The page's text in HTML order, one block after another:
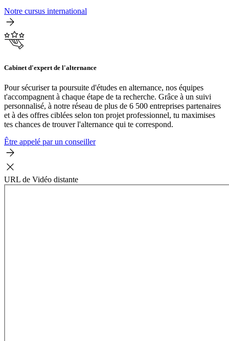
Notre cursus international
Cabinet d'expert de l'alternance
Pour sécuriser ta poursuite d'études en alternance, nos équipes
t'accompagnent à chaque étape de ta recherche. Grâce à un suivi
personnalisé, à notre réseau de plus de 6 500 entreprises partenaires
et à des offres ciblées selon ton projet professionnel, tu maximises
tes chances de trouver l'alternance qui te correspond.
Être appelé par un conseiller
URL de Vidéo distante